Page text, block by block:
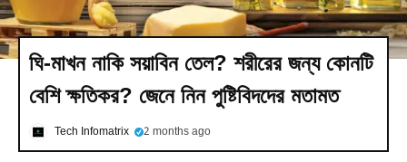
ঘি-মাখন নাকি সয়াবিন তেল? শরীরের জন্য কোনটি
বেশি ক্ষতিকর? জেনে নিন পুষ্টিবিদদের মতামত
Tech Infomatrix 2 months ago